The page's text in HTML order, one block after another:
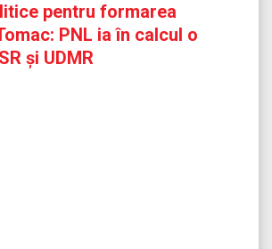
pentru formarea
PNL ia în calcul o
și UDMR